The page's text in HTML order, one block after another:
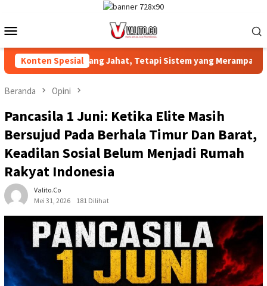
konten
Mobile
Konten Spesial
Yang Jahat, Tetapi Sistem yang Merampas Tanah Dan Alat
Beranda Opini
Pancasila 1 Juni: Ketika Elite Masih
Bersujud Pada Berhala Timur Dan Barat,
Keadilan Sosial Belum Menjadi Rumah
Rakyat Indonesia
Valito.co
Mei 31, 2026
181 Dilihat